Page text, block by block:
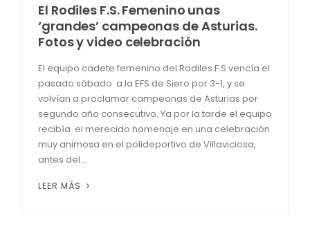
El Rodiles F.S. Femenino unas
‘grandes’ campeonas de Asturias.
Fotos y video celebración
El equipo cadete femenino del Rodiles F.S vencía el
pasado sábado a la EFS de Siero por 3-1, y se
volvían a proclamar campeonas de Asturias por
segundo año consecutivo. Ya por la tarde el equipo
recibía el merecido homenaje en una celebración
muy animosa en el polideportivo de Villaviciosa,
antes del...
LEER MÁS